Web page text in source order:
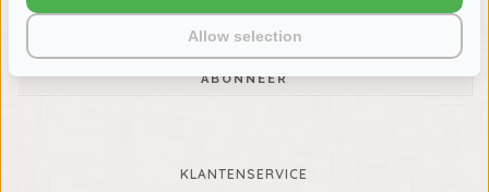
ABONNEER
KLANTENSERVICE
Allow selection